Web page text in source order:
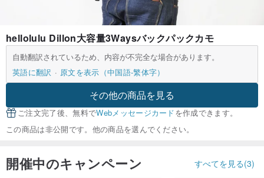
hellolulu Dillon大容量3Waysバックパックカモ
自動翻訳されているため、内容が不完全な場合があります。
英語に翻訳
原文を表示（中国語-繁体字）
その他の商品を見る
ご注文完了後、無料でWebメッセージカードを作成できます。
この商品は非公開です。他の商品を選んでください。
開催中のキャンペーン すべてを見る(3)